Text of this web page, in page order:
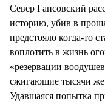
Север Гансовский
историю, убив в
предстояло когда-то
воплотить в жизнь
«резервации
сжигающие тысячи
Удавшаяся попытка